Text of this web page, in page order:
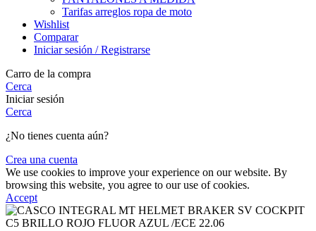
Tarifas arreglos ropa de moto
Wishlist
Comparar
Iniciar sesión / Registrarse
Carro de la compra
Cerca
Iniciar sesión
Cerca
¿No tienes cuenta aún?
Crea una cuenta
We use cookies to improve your experience on our website. By
browsing this website, you agree to our use of cookies.
Accept